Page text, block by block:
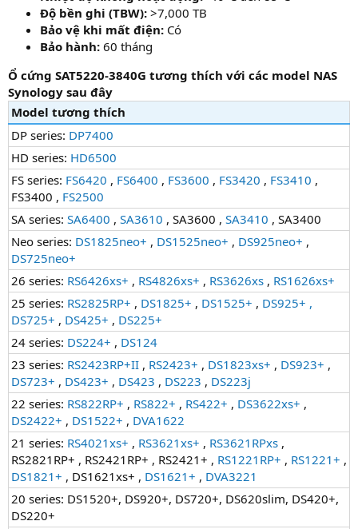
Độ bền ghi (TBW): >7,000 TB
Bảo vệ khi mất điện: Có
Bảo hành: 60 tháng
Ổ cứng SAT5220-3840G tương thích với các model NAS
Synology sau đây
Model tương thích
DP series: DP7400
HD series: HD6500
FS series: FS6420 , FS6400 , FS3600 , FS3420 , FS3410 ,
FS3400 , FS2500
SA series: SA6400 , SA3610 , SA3600 , SA3410 , SA3400
Neo series: DS1825neo+ , DS1525neo+ , DS925neo+ ,
DS725neo+
26 series: RS6426xs+ , RS4826xs+ , RS3626xs , RS1626xs+
25 series: RS2825RP+ , DS1825+ , DS1525+ , DS925+ ,
DS725+ , DS425+ , DS225+
24 series: DS224+ , DS124
23 series: RS2423RP+II , RS2423+ , DS1823xs+ , DS923+ ,
DS723+ , DS423+ , DS423 , DS223 , DS223j
22 series: RS822RP+ , RS822+ , RS422+ , DS3622xs+ ,
DS2422+ , DS1522+ , DVA1622
21 series: RS4021xs+ , RS3621xs+ , RS3621RPxs ,
RS2821RP+ , RS2421RP+ , RS2421+ , RS1221RP+ , RS1221+ ,
DS1821+ , DS1621xs+ , DS1621+ , DVA3221
20 series: DS1520+, DS920+, DS720+, DS620slim, DS420+,
DS220+